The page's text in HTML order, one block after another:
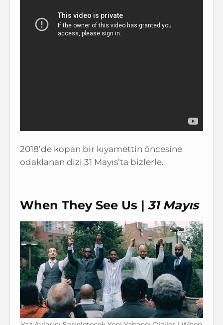
2018’de kopan bir kıyamettin öncesine
odaklanan dizi 31 Mayıs’ta bizlerle.
When They See Us | 31 Mayıs